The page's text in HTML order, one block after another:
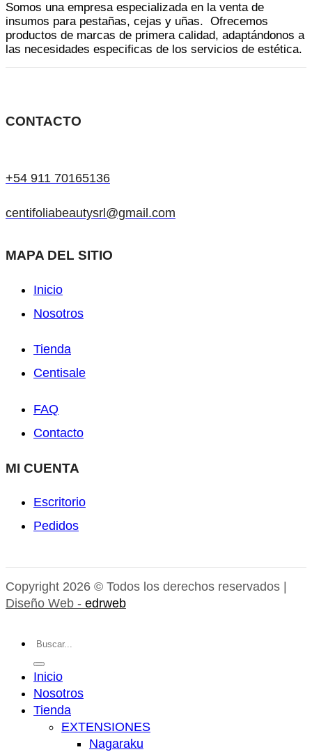
Somos una empresa especializada en la venta de
insumos para pestañas, cejas y uñas. Ofrecemos
productos de marcas de primera calidad, adaptándonos a
las necesidades especificas de los servicios de estética.
CONTACTO
+54 911 70165136
centifoliabeautysrl@gmail.com
MAPA DEL SITIO
Inicio
Nosotros
Tienda
Centisale
FAQ
Contacto
MI CUENTA
Escritorio
Pedidos
Copyright 2026 © Todos los derechos reservados |
Diseño Web - edrweb
Buscar
por:
Inicio
Nosotros
Tienda
EXTENSIONES
Nagaraku